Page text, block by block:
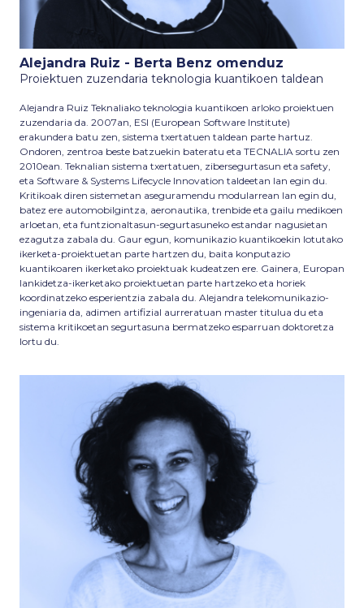
Alejandra Ruiz - Berta Benz omenduz
Proiektuen zuzendaria teknologia kuantikoen taldean
Alejandra Ruiz Teknaliako teknologia kuantikoen arloko proiektuen
zuzendaria da. 2007an, ESI (European Software Institute)
erakundera batu zen, sistema txertatuen taldean parte hartuz.
Ondoren, zentroa beste batzuekin bateratu eta TECNALIA sortu zen
2010ean. Teknalian sistema txertatuen, zibersegurtasun eta safety,
eta Software & Systems Lifecycle Innovation taldeetan lan egin du.
Kritikoak diren sistemetan aseguramendu modularrean lan egin du,
batez ere automobilgintza, aeronautika, trenbide eta gailu medikoen
arloetan, eta funtzionaltasun-segurtasuneko estandar nagusietan
ezagutza zabala du. Gaur egun, komunikazio kuantikoekin lotutako
ikerketa-proiektuetan parte hartzen du, baita konputazio
kuantikoaren ikerketako proiektuak kudeatzen ere. Gainera, Europan
lankidetza-ikerketako proiektuetan parte hartzeko eta horiek
koordinatzeko esperientzia zabala du. Alejandra telekomunikazio-
ingeniaria da, adimen artifizial aurreratuan master titulua du eta
sistema kritikoetan segurtasuna bermatzeko esparruan doktoretza
lortu du.